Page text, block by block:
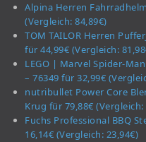
Alpina Herren
(Vergleich: 84,89€)
TOM TAILOR Herren
für 44,99€ (Vergleich:
LEGO | Marvel Spider-
– 76349 für 32,99€
nutribullet Power Core
Krug für 79,88€ (Vergleich:
Fuchs Professional BBQ
16,14€ (Vergleich: 23,94€)